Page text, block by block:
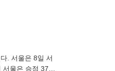
. 서울은 8일 서
울은 승점 37(9